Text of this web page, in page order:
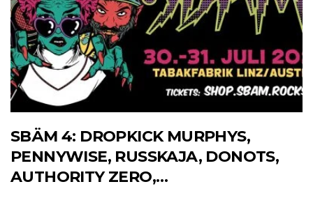
SBÄM 4: DROPKICK MURPHYS,
PENNYWISE, RUSSKAJA, DONOTS,
AUTHORITY ZERO,…